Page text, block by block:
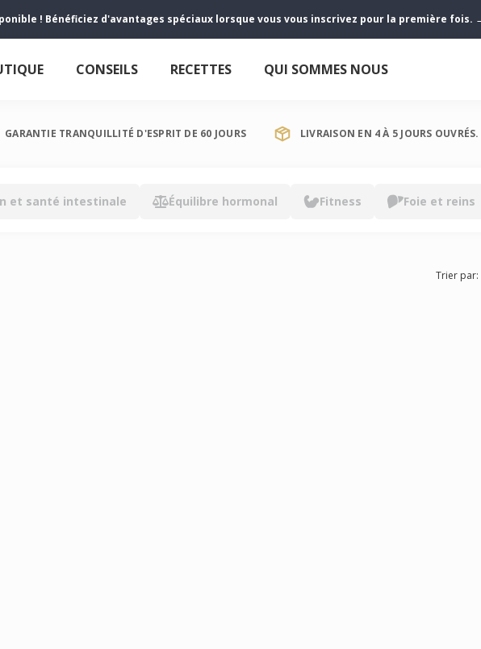
! Bénéficiez d'avantages spéciaux lorsque vous vous inscrivez pour la première fois.
CONSEILS RECETTES QUI SOMMES NOUS
GARANTIE TRANQUILLITÉ D'ESPRIT DE 60 JOURS LIVRAISON EN 4 À 5 JOURS OUVRÉS.
et santé intestinale Équilibre hormonal Fitness Foie et reins
Trier par: